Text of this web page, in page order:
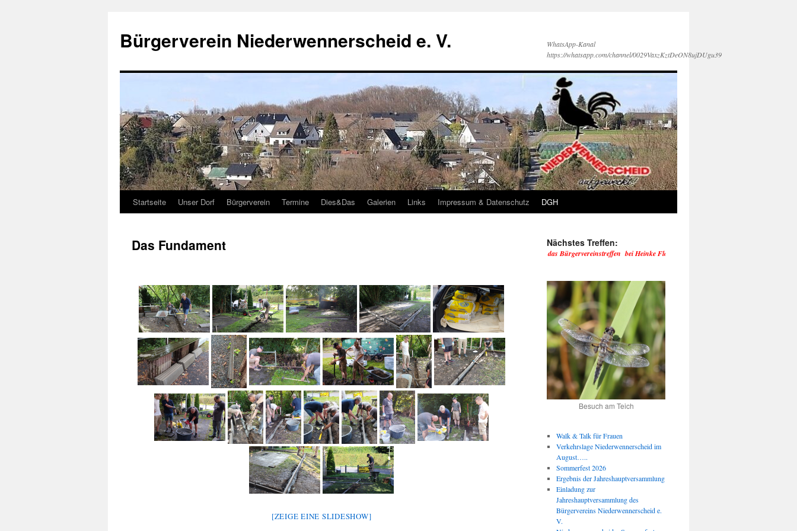
springen
Bürgerverein Niederwennerscheid e. V.
WhatsApp-Kanal
https://whatsapp.com/channel/0029VaxzKztDeON8ujDUgu39
Startseite Unser Dorf Bürgerverein Termine Dies&Das Galerien Links Impressum & Datenschutz DGH
Das Fundament
[ZEIGE EINE SLIDESHOW]
Nächstes Treffen:
Am 06.08.2026 findet das Bürgervereinstreffen bei Heinke Floss und Uli Fortmann im Buschöhrchen 29 statt.
Besuch am Teich
Walk & Talk für Frauen
Verkehrslage Niederwennerscheid im
August…..
Sommerfest 2026
Ergebnis der Jahreshauptversammlung
Einladung zur
Jahreshauptversammlung des
Bürgervereins Niederwennerscheid e.
V.